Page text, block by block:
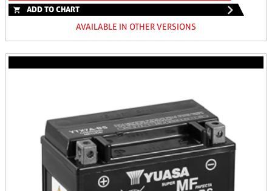
ADD TO CHART
AVAILABLE IN OTHER VERSIONS